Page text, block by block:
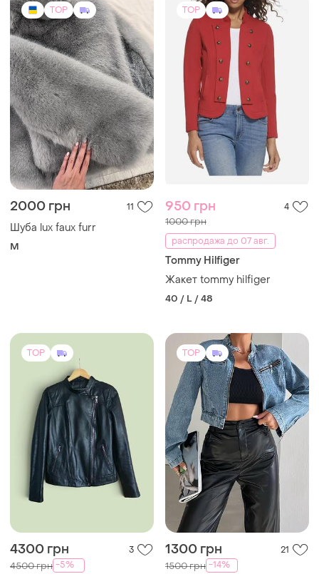
TOP
2000 грн 11
Шуба lux faux furr
M
TOP
950 грн 4
1000 грн
распродажа до 07 авг.
Tommy Hilfiger
Жакет tommy hilfiger
40 / L / 48
TOP
4300 грн 3
4500 грн -5%
TOP
1300 грн 21
1500 грн -14%